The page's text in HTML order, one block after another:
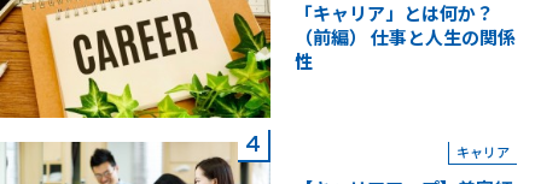
「キャリア」とは何か？
（前編） 仕事と人生の関係
性
キャリア